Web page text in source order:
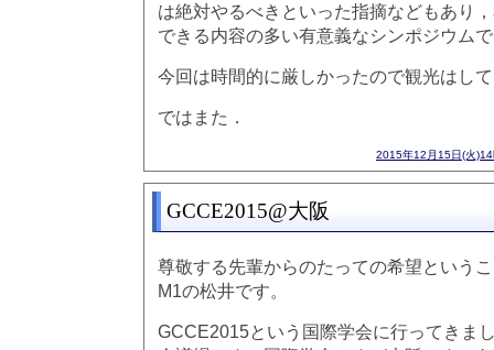
は絶対やるべきといった指摘などもあり
できる内容の多い有意義なシンポジウム
今回は時間的に厳しかったので観光はし
ではまた．
2015年12月15日(火
GCCE2015@大阪
尊敬する先輩からのたっての希望という
M1の松井です。
GCCE2015という国際学会に行ってきま